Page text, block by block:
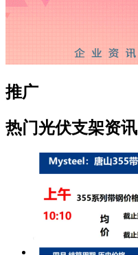
推广
热门光伏支架资讯